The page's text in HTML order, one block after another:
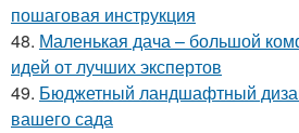
пошаговая инструкция
48. Маленькая дача – большой
идей от лучших экспертов
49. Бюджетный ландшафтный
вашего сада